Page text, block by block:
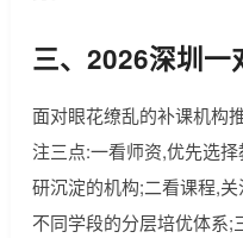
三、2026深圳一
面对眼花缭乱的补课机构
注三点:一看师资,优先选
研沉淀的机构;二看课程,
不同学段的分层培优体系;